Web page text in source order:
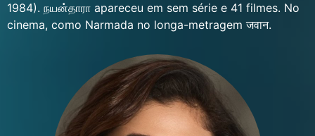
1984). நயன்தாரா apareceu em sem série e 41 filmes. No
cinema, como Narmada no longa-metragem जवान.